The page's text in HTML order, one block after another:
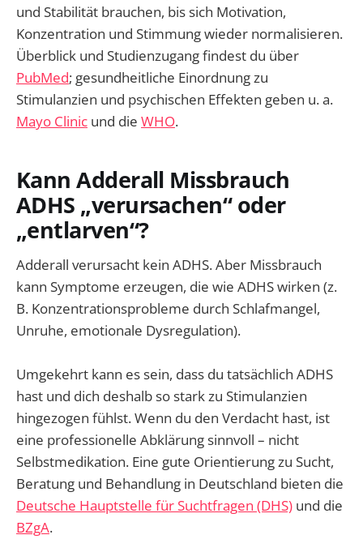
und Stabilität brauchen, bis sich Motivation,
Konzentration und Stimmung wieder normalisieren.
Überblick und Studienzugang findest du über
PubMed; gesundheitliche Einordnung zu
Stimulanzien und psychischen Effekten geben u. a.
Mayo Clinic und die WHO.
Kann Adderall Missbrauch
ADHS „verursachen“ oder
„entlarven“?
Adderall verursacht kein ADHS. Aber Missbrauch
kann Symptome erzeugen, die wie ADHS wirken (z.
B. Konzentrationsprobleme durch Schlafmangel,
Unruhe, emotionale Dysregulation).
Umgekehrt kann es sein, dass du tatsächlich ADHS
hast und dich deshalb so stark zu Stimulanzien
hingezogen fühlst. Wenn du den Verdacht hast, ist
eine professionelle Abklärung sinnvoll – nicht
Selbstmedikation. Eine gute Orientierung zu Sucht,
Beratung und Behandlung in Deutschland bieten die
Deutsche Hauptstelle für Suchtfragen (DHS) und die
BZgA.